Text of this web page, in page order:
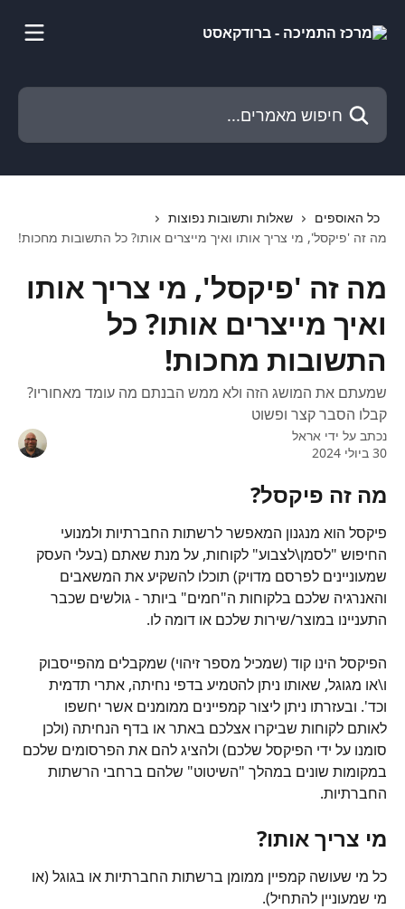
חיפוש מאמרים...
כל האוספים
שאלות ותשובות נפוצות
מה זה 'פיקסל', מי צריך אותו ואיך מייצרים אותו? כל התשובות מחכות!
מה זה 'פיקסל', מי צריך אותו
ואיך מייצרים אותו? כל
התשובות מחכות!
שמעתם את המושג הזה ולא ממש הבנתם מה עומד מאחוריו?
קבלו הסבר קצר ופשוט
נכתב על ידי אראל
30 ביולי 2024
מה זה פיקסל?
פיקסל הוא מנגנון המאפשר לרשתות החברתיות ולמנועי
החיפוש "לסמן\לצבוע" לקוחות, על מנת שאתם (בעלי העסק
שמעוניינים לפרסם מדויק) תוכלו להשקיע את המשאבים
והאנרגיה שלכם בלקוחות ה"חמים" ביותר - גולשים שכבר
התעניינו במוצר/שירות שלכם או דומה לו.
הפיקסל הינו קוד (שמכיל מספר זיהוי) שמקבלים מהפייסבוק
ו\או מגוגל, שאותו ניתן להטמיע בדפי נחיתה, אתרי תדמית
וכד'. ובעזרתו ניתן ליצור קמפיינים ממומנים אשר יחשפו
לאותם לקוחות שביקרו אצלכם באתר או בדף הנחיתה (ולכן
סומנו על ידי הפיקסל שלכם) ולהציג להם את הפרסומים שלכם
במקומות שונים במהלך "השיטוט" שלהם ברחבי הרשתות
החברתיות.
מי צריך אותו?
כל מי שעושה קמפיין ממומן ברשתות החברתיות או בגוגל (או
מי שמעוניין להתחיל).